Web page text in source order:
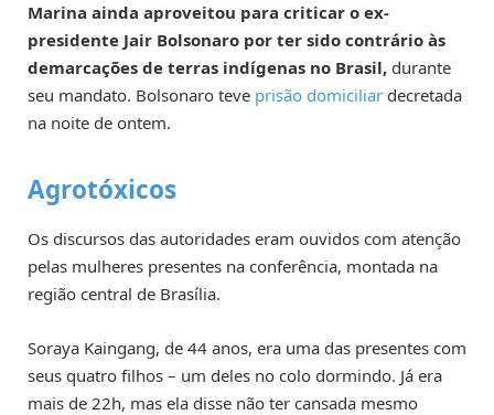
Marina ainda aproveitou para criticar o ex-
presidente Jair Bolsonaro por ter sido contrário às
demarcações de terras indígenas no Brasil, durante
seu mandato. Bolsonaro teve prisão domiciliar decretada
na noite de ontem.
Agrotóxicos
Os discursos das autoridades eram ouvidos com atenção
pelas mulheres presentes na conferência, montada na
região central de Brasília.
Soraya Kaingang, de 44 anos, era uma das presentes com
seus quatro filhos – um deles no colo dormindo. Já era
mais de 22h, mas ela disse não ter cansada mesmo